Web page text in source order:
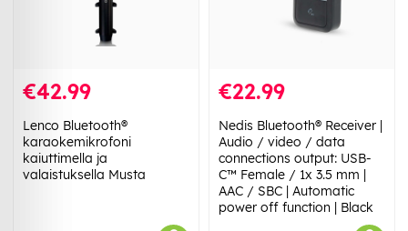
€42.99
Lenco Bluetooth®
karaokemikrofoni
kaiuttimella ja
valaistuksella Musta
€22.99
Nedis Bluetooth® Receiver |
Audio / video / data
connections output: USB-
C™ Female / 1x 3.5 mm |
AAC / SBC | Automatic
power off function | Black